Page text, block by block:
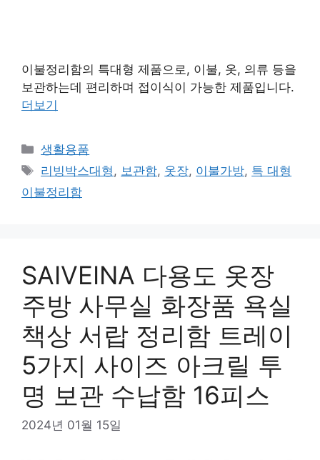
이불정리함의 특대형 제품으로, 이불, 옷, 의류 등을
보관하는데 편리하며 접이식이 가능한 제품입니다.
더보기
카
테
리
생활용품
태
그
리빙박스대형, 보관함, 옷장, 이불가방, 특 대형
이불정리함
SAIVEINA 다용도 옷장
주방 사무실 화장품 욕실
책상 서랍 정리함 트레이
5가지 사이즈 아크릴 투
명 보관 수납함 16피스
2024년 01월 15일